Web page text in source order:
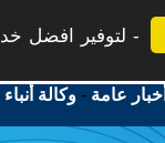
لتوفير افضل
أخبار عامة -وكالة